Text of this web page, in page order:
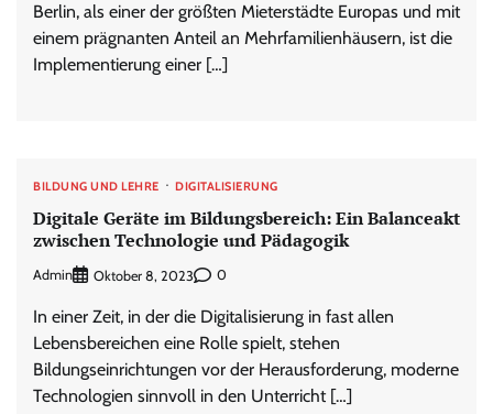
Berlin, als einer der größten Mieterstädte Europas und mit
einem prägnanten Anteil an Mehrfamilienhäusern, ist die
Implementierung einer […]
BILDUNG UND LEHRE DIGITALISIERUNG
Digitale Geräte im Bildungsbereich: Ein Balanceakt
zwischen Technologie und Pädagogik
Admin Oktober 8, 2023 0
In einer Zeit, in der die Digitalisierung in fast allen
Lebensbereichen eine Rolle spielt, stehen
Bildungseinrichtungen vor der Herausforderung, moderne
Technologien sinnvoll in den Unterricht […]